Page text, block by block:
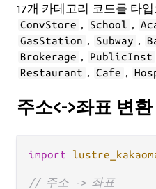
17개 카테고리 코드를 타
ConvStore , School ,
GasStation , Subway ,
Brokerage , PublicInst
Restaurant , Cafe ,
주소<->좌표 변환
import
// 주소 -> 좌표